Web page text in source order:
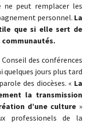
ne peut remplacer les
personnel. La
que si elle sert de
communautés.
des conférences
quelques jours plus tard
des diocèses. « La
la transmission
d’une culture »
professionels de la